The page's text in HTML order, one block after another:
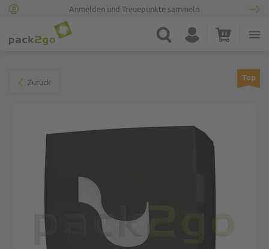
Anmelden und Treuepunkte sammeln
Suche Konto Warenkorb
Zurück Top